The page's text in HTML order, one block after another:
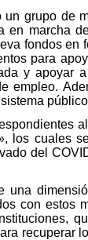
grupo de
marcha
fondos
para
y apoyar
empleo.
los cuales
del
una
con estos
recuperar